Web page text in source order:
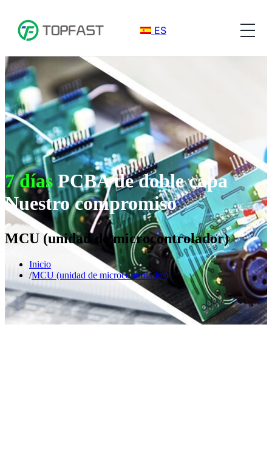
ES
7 díasPCBA de doble capa
Nuestro compromiso
MCU (unidad de microcontrolador)
Inicio
MCU (unidad de microcontrolador)